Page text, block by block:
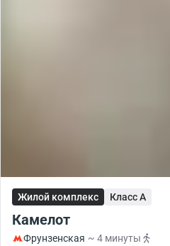
Жилой комплекс Класс A
Камелот
Фрунзенская ~ 4 минуты